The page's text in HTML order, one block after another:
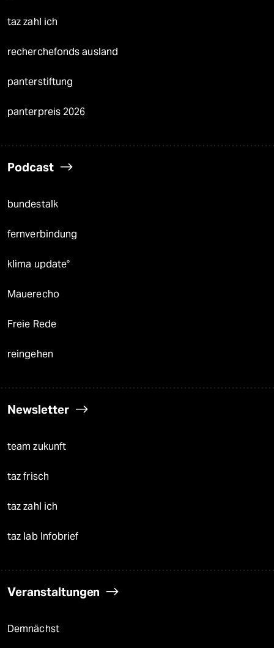
taz zahl ich
recherchefonds ausland
panterstiftung
panterpreis 2026
Podcast
bundestalk
fernverbindung
klima update°
Mauerecho
Freie Rede
reingehen
Newsletter
team zukunft
taz frisch
taz zahl ich
taz lab Infobrief
Veranstaltungen
Demnächst